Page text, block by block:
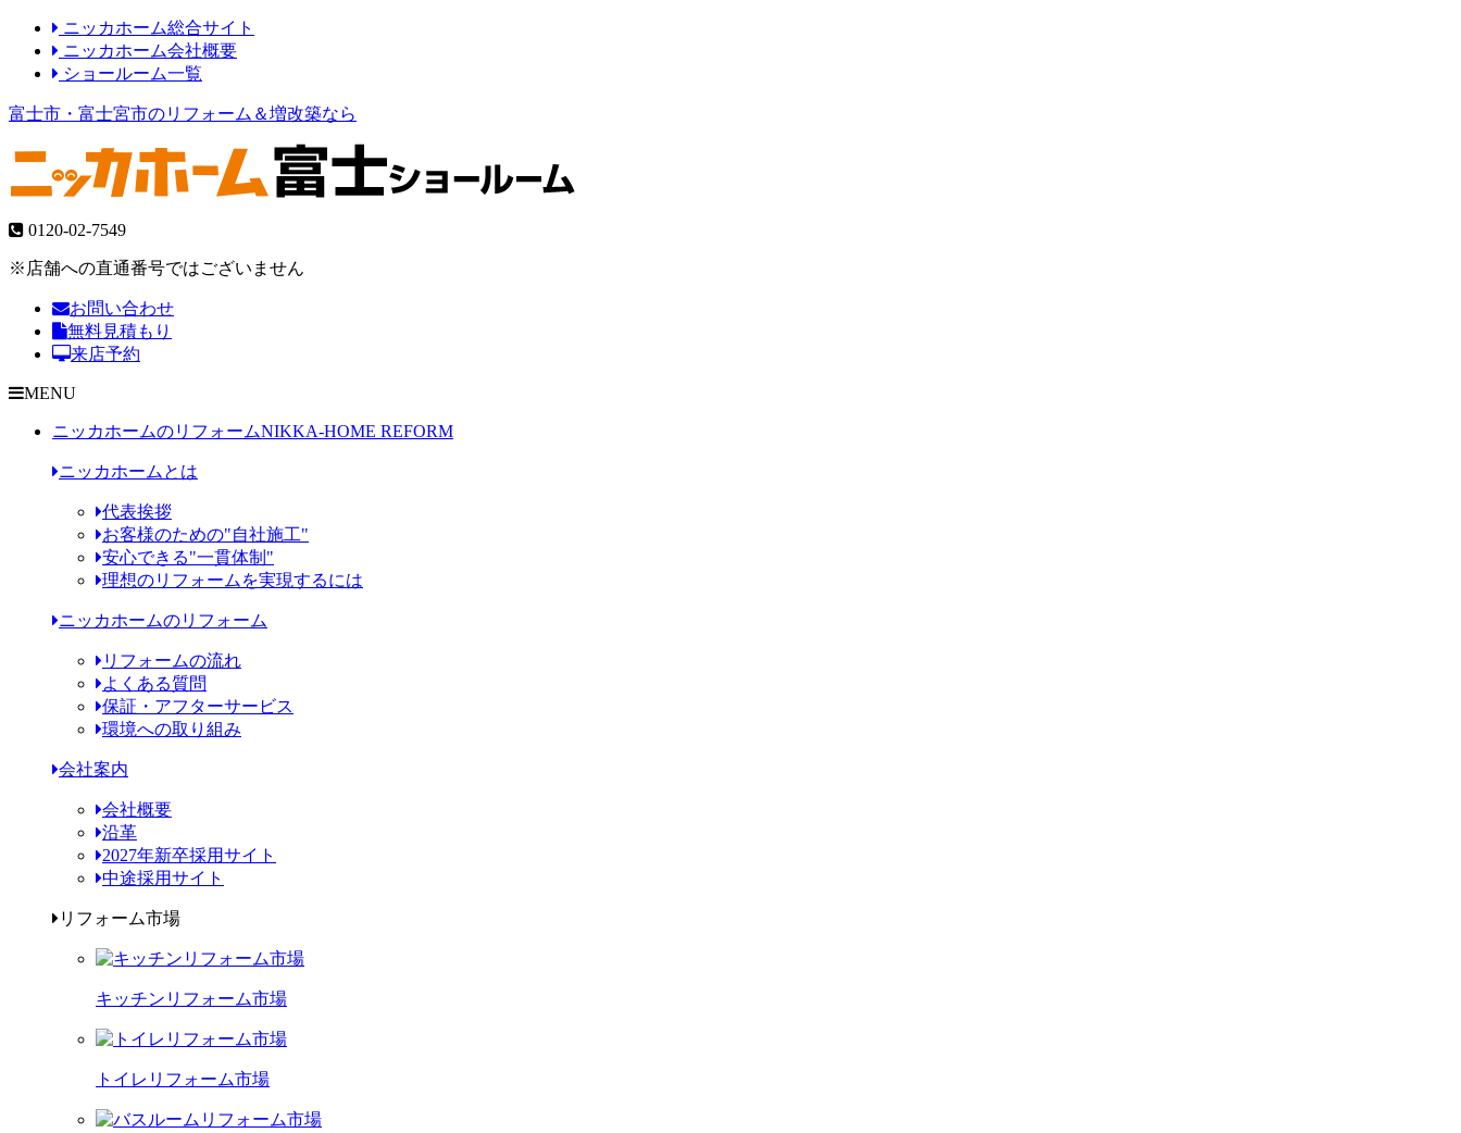
ニッカホーム総合サイト
ニッカホーム会社概要
ショールーム一覧
富士市・富士宮市のリフォーム＆増改築なら
0120-02-7549
※店舗への直通番号ではございません
お問い合わせ
無料見積もり
来店予約
MENU
ニッカホームのリフォームNIKKA-HOME REFORM
ニッカホームとは
代表挨拶
お客様のための"自社施工"
安心できる"一貫体制"
理想のリフォームを実現するには
ニッカホームのリフォーム
リフォームの流れ
よくある質問
保証・アフターサービス
環境への取り組み
会社案内
会社概要
沿革
2027年新卒採用サイト
中途採用サイト
リフォーム市場
キッチンリフォーム市場
トイレリフォーム市場